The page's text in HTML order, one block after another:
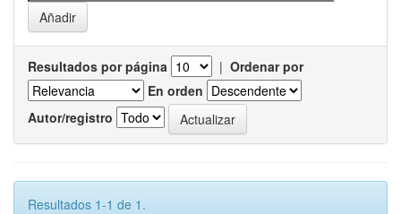
Resultados por página | Ordenar por
En orden
Autor/registro
Resultados 1-1 de 1.